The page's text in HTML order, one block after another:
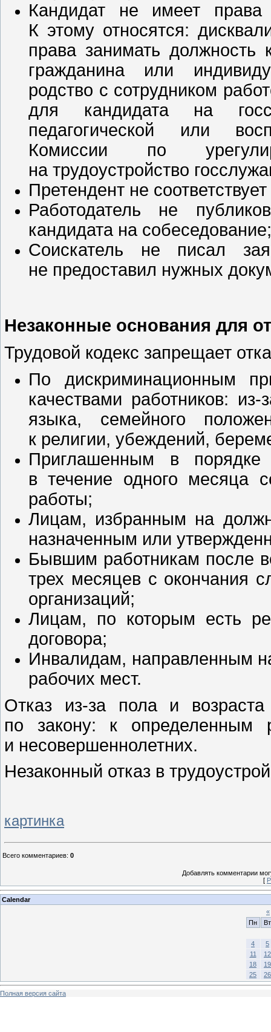
Кандидат не имеет права
К этому относятся:
права занимать должность
гражданина или
родство с сотрудником
для кандидата на
педагогической или
Комиссии по
на трудоустройство
Претендент не
Работодатель не
кандидата на собеседование;
Соискатель не писал
не предоставил нужных
Незаконные основания для
Трудовой кодекс запрещает
По дискриминационным
качествами работников:
языка, семейного
к религии, убеждений,
Приглашенным в порядке
в течение одного месяца
работы;
Лицам, избранным на
назначенным или
Бывшим работникам после
трех месяцев с окончания
организаций;
Лицам, по которым есть
договора;
Инвалидам, направленным
рабочих мест.
Отказ из-за пола и
по закону: к определенным
и несовершеннолетних.
Незаконный отказ в
картинка
Всего комментариев: 0
Добавлять комментарии
[
Calendar
«
Пн
Вт
4
5
11
12
18
19
25
26
Полная версия сайта